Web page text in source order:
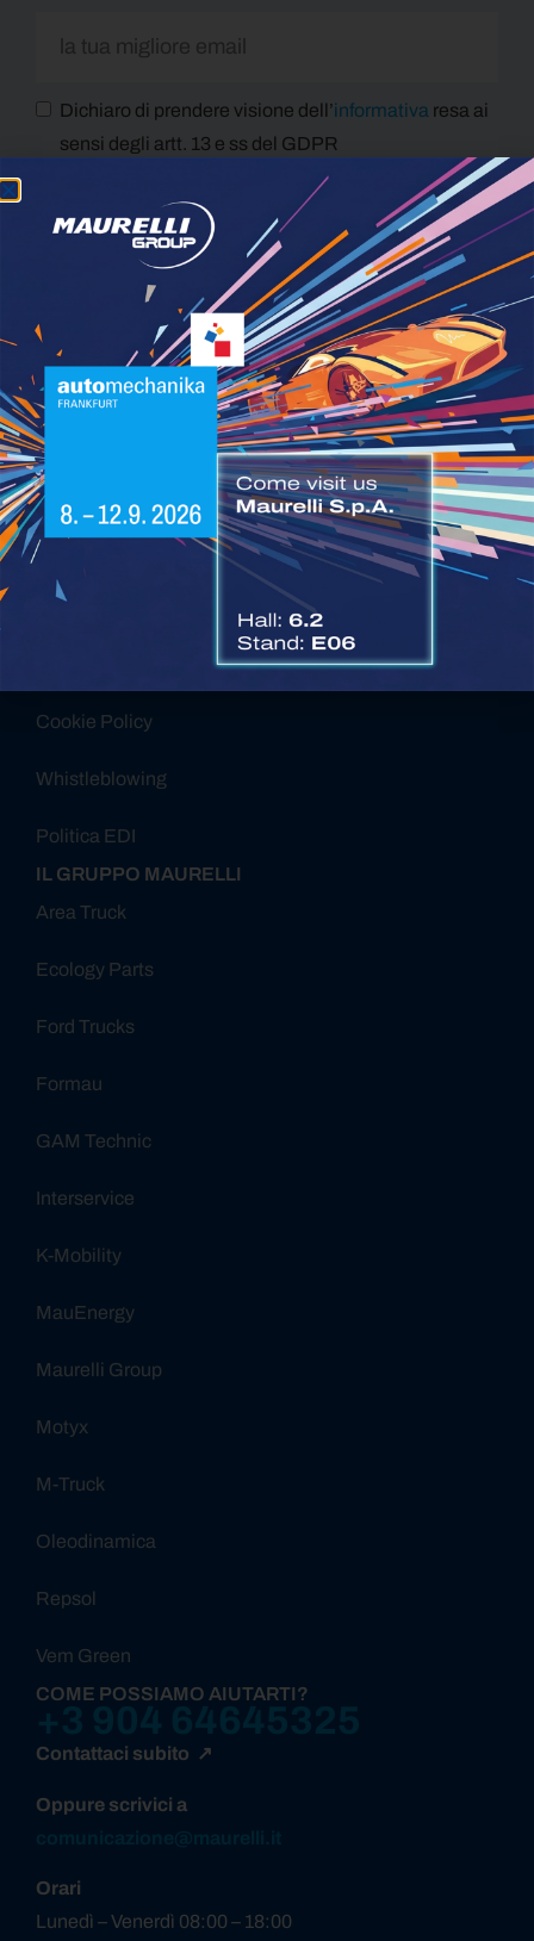
Dichiaro di prendere visione dell’informativa resa ai
sensi degli artt. 13 e ss del GDPR
Dichiaro di voler prestare il mio consenso per le
attività finalizzate al Marketing
ISCRIVITI
Alternative:
Certificazioni Maurelli SPA
Governance Maurelli SPA
Report di Sostenibilità
Cookie Policy
Whistleblowing
Politica EDI
IL GRUPPO MAURELLI
Area Truck
Ecology Parts
Ford Trucks
Formau
GAM Technic
Interservice
K-Mobility
MauEnergy
Maurelli Group
Motyx
M-Truck
Oleodinamica
Repsol
Vem Green
COME POSSIAMO AIUTARTI?
Contattaci subito ↗
Oppure scrivici a
Orari
Lunedì – Venerdì 08:00 – 18:00